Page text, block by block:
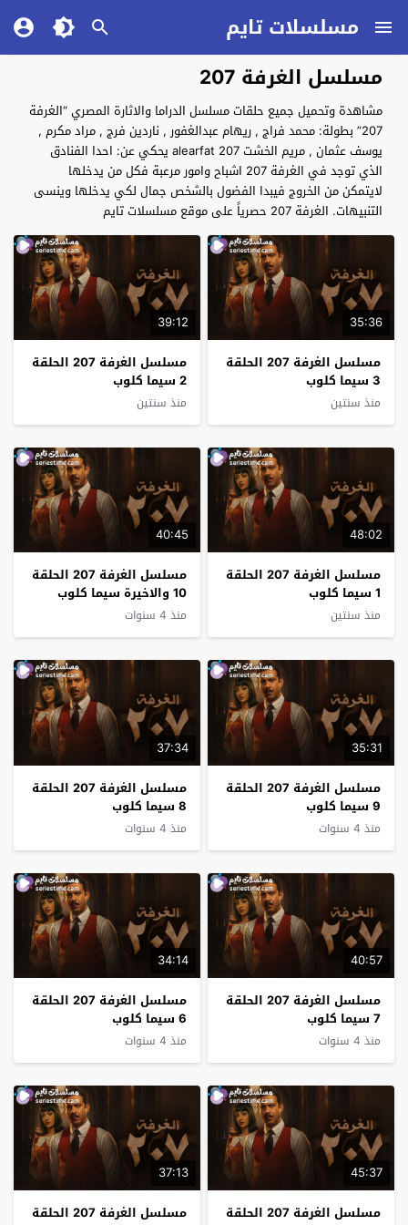
مسلسلات تايم
مسلسل الغرفة 207
مشاهدة وتحميل جميع حلقات مسلسل الدراما والاثارة المصري “الغرفة
207” بطولة: محمد فراج , ريهام عبدالغفور , ناردين فرج , مراد مكرم ,
يوسف عثمان , مريم الخشت alearfat 207 يحكي عن: احدا الفنادق
الذي توجد في الغرفة 207 اشباح وامور مرعبة فكل من يدخلها
لايتمكن من الخروج فيبدا الفضول بالشخص جمال لكي يدخلها وينسى
التنبيهات. الغرفة 207 حصرياً على موقع مسلسلات تايم
35:36
مسلسل الغرفة 207 الحلقة
3 سيما كلوب
منذ سنتين
39:12
مسلسل الغرفة 207 الحلقة
2 سيما كلوب
منذ سنتين
48:02
مسلسل الغرفة 207 الحلقة
1 سيما كلوب
منذ سنتين
40:45
مسلسل الغرفة 207 الحلقة
10 والاخيرة سيما كلوب
منذ 4 سنوات
35:31
مسلسل الغرفة 207 الحلقة
9 سيما كلوب
منذ 4 سنوات
37:34
مسلسل الغرفة 207 الحلقة
8 سيما كلوب
منذ 4 سنوات
40:57
مسلسل الغرفة 207 الحلقة
7 سيما كلوب
منذ 4 سنوات
34:14
مسلسل الغرفة 207 الحلقة
6 سيما كلوب
منذ 4 سنوات
45:37
مسلسل الغرفة 207 الحلقة
37:13
مسلسل الغرفة 207 الحلقة